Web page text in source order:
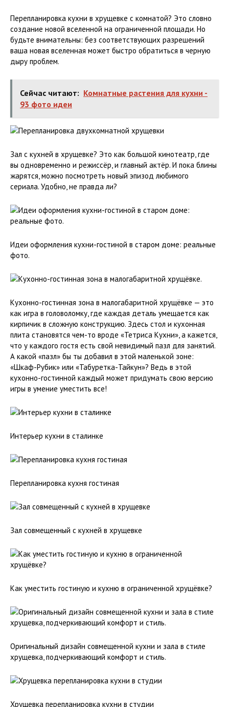
Перепланировка кухни в хрущевке с комнатой? Это словно
создание новой вселенной на ограниченной площади. Но
будьте внимательны: без соответствующих разрешений
ваша новая вселенная может быстро обратиться в черную
дыру проблем.
Сейчас читают: Комнатные растения для кухни -
93 фото идеи
Зал с кухней в хрущевке? Это как большой кинотеатр, где
вы одновременно и режиссёр, и главный актёр. И пока блины
жарятся, можно посмотреть новый эпизод любимого
сериала. Удобно, не правда ли?
Идеи оформления кухни-гостиной в старом доме: реальные
фото.
Кухонно-гостинная зона в малогабаритной хрущёвке — это
как игра в головоломку, где каждая деталь умещается как
кирпичик в сложную конструкцию. Здесь стол и кухонная
плита становятся чем-то вроде «Тетриса Кухни», а кажется,
что у каждого гостя есть свой невидимый пазл для занятий.
А какой «пазл» бы ты добавил в этой маленькой зоне:
«Шкаф-Рубик» или «Табуретка-Тайкун»? Ведь в этой
кухонно-гостинной каждый может придумать свою версию
игры в умение уместить все!
Интерьер кухни в сталинке
Перепланировка кухня гостиная
Зал совмещенный с кухней в хрущевке
Как уместить гостиную и кухню в ограниченной хрущёвке?
Оригинальный дизайн совмещенной кухни и зала в стиле
хрущевка, подчеркивающий комфорт и стиль.
Хрущевка перепланировка кухни в студии